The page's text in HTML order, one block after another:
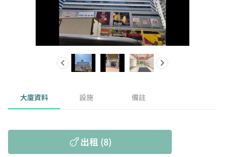
大廈資料 設施 備註
出租 (8)